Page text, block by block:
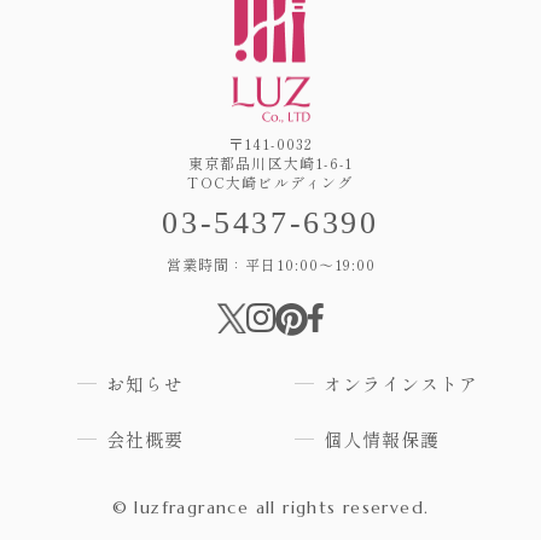
OEMのお問い合わせ
通常のお問い合わせ
東京都品川区大崎1-6-1 TOC大崎ビルディング
03-5437-6390
営業時間：平日10:00～19:00
〒141-0032
東京都品川区大崎1-6-1
TOC大崎ビルディング
03-5437-6390
営業時間：平日10:00～19:00
お知らせ オンラインストア
会社概要 個人情報保護
© luzfragrance all rights reserved.